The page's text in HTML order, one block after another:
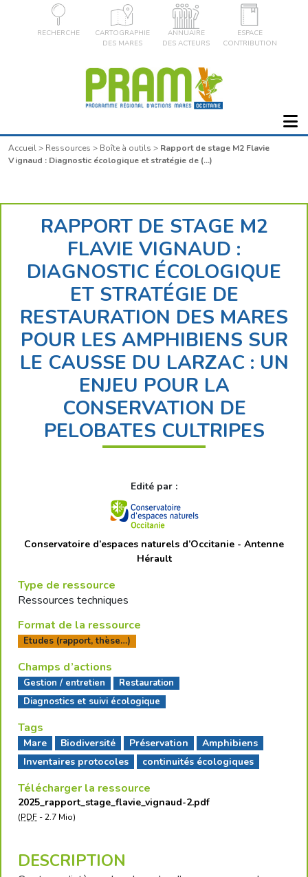
RECHERCHE
CARTOGRAPHIE
DES MARES
ANNUAIRE
DES ACTEURS
ESPACE
CONTRIBUTION
Accueil> Ressources > Boîte à outils > Rapport de stage M2 Flavie
Vignaud : Diagnostic écologique et stratégie de (…)
RAPPORT DE STAGE M2
FLAVIE VIGNAUD :
DIAGNOSTIC ÉCOLOGIQUE
ET STRATÉGIE DE
RESTAURATION DES MARES
POUR LES AMPHIBIENS SUR
LE CAUSSE DU LARZAC : UN
ENJEU POUR LA
CONSERVATION DE
PELOBATES CULTRIPES
Edité par :
Conservatoire d’espaces naturels d’Occitanie - Antenne
Hérault
Type de ressource
Ressources techniques
Format de la ressource
Etudes (rapport, thèse…)
Champs d’actions
Gestion / entretien
Restauration
Diagnostics et suivi écologique
Tags
Mare Biodiversité Préservation
Amphibiens
Inventaires protocoles
continuités écologiques
Télécharger la ressource
2025_rapport_stage_flavie_vignaud-2.pdf
(PDF -2.7 Mio)
DESCRIPTION